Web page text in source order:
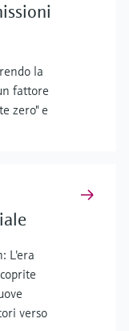
la
fattore
zero" e
L'era
verso